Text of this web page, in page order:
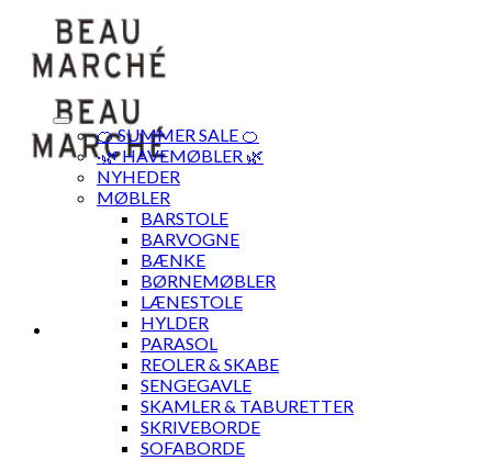
content
🍊 SUMMER SALE 🍊
·🌿 HAVEMØBLER 🌿
NYHEDER
MØBLER
BARSTOLE
BARVOGNE
BÆNKE
BØRNEMØBLER
LÆNESTOLE
HYLDER
PARASOL
REOLER & SKABE
SENGEGAVLE
SKAMLER & TABURETTER
SKRIVEBORDE
SOFABORDE